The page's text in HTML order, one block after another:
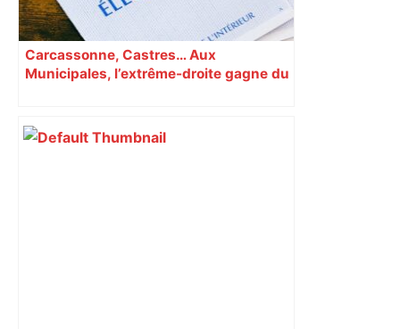
Carcassonne, Castres… Aux
Municipales, l’extrême-droite gagne du